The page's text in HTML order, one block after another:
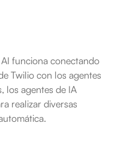
funciona conectando
Twilio con los agentes
los agentes de IA
realizar diversas